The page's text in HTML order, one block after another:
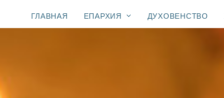
ГЛАВНАЯ ЕПАРХИЯ ДУХОВЕНСТВО